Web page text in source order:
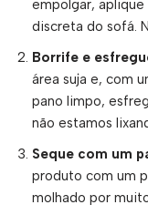
empolgar,
discreta do sofá.
Borrife e
área suja e, com
pano limpo,
não estamos
Seque com um
produto com um
molhado por